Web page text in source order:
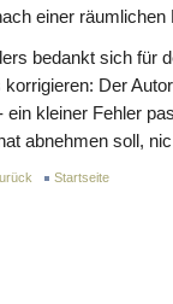
einer räumlichen
bedankt sich für
korrigieren: Der
ein kleiner Fehler
abnehmen soll,
Startseite